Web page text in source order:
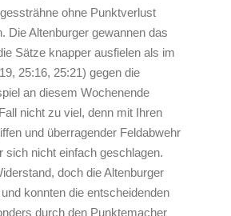
ohne Punktverlust
Die Altenburger gewannen das
Sätze knapper ausfielen als im
25:16, 25:21) gegen die
an diesem Wochenende
nicht zu viel, denn mit Ihren
und überragender Feldabwehr
sich nicht einfach geschlagen.
doch die Altenburger
konnten die entscheidenden
durch den Punktemacher